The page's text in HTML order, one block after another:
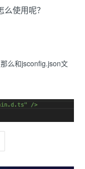
么使用呢？
么和jsconfig.json文